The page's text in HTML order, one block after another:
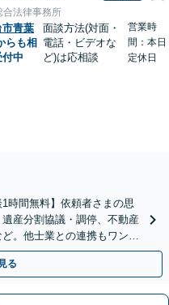
合法律事務所
市青葉
らも相
中
面談方法(対面・
電話・ビデオな
ど)は応相談
営業時
間：本日
定休日
時間無料】依頼者さまの思
産分割協議・調停、不動産
。他士業との連携もワンス
】
る